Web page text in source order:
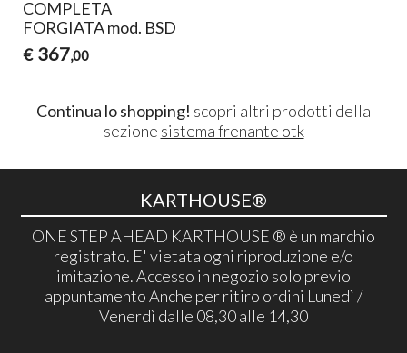
COMPLETA
FORGIATA mod. BSD
€ 367,00
Continua lo shopping! scopri altri prodotti della
sezione sistema frenante otk
KARTHOUSE®
ONE STEP AHEAD KARTHOUSE ® è un marchio
registrato. E' vietata ogni riproduzione e/o
imitazione. Accesso in negozio solo previo
appuntamento Anche per ritiro ordini Lunedì /
Venerdì dalle 08,30 alle 14,30